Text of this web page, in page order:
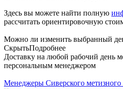
Здесь вы можете найти полную
рассчитать ориентировочную
Можно ли изменить выбранный
СкрытьПодробнее
Доставку на любой рабочий день
персональным менеджером
Менеджеры Сиверского метизного